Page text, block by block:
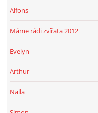
Alfons
Máme rádi zvířata 2012
Evelyn
Arthur
Nalla